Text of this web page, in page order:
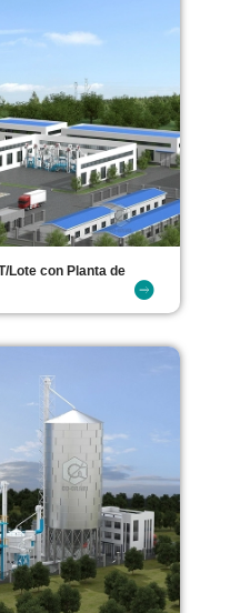
Lote con Planta de